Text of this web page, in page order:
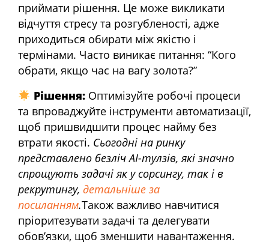
приймати рішення. Це може викликати
відчуття стресу та розгубленості, адже
приходиться обирати між якістю і
термінами. Часто виникає питання: “Кого
обрати, якщо час на вагу золота?”
Рішення: Оптимізуйте робочі процеси
та впроваджуйте інструменти автоматизації,
щоб пришвидшити процес найму без
втрати якості. Сьогодні на ринку
представлено безліч AI-тулзів, які значно
спрощують задачі як у сорсингу, так і в
рекрутингу, детальніше за
посиланням.Також важливо навчитися
пріоритезувати задачі та делегувати
обов’язки, щоб зменшити навантаження.